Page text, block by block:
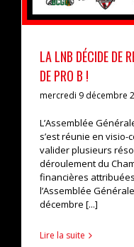
LA LNB DÉCIDE DE
DE PRO B !
mercredi 9 décembre
L’Assemblée
s’est réunie en
valider plusieurs
déroulement du
financières
l’Assemblée
décembre [...]
Lire la suite